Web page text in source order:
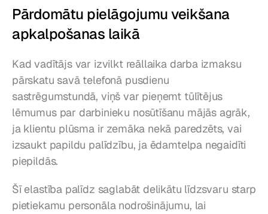
Pārdomātu pielāgojumu veikšana
apkalpošanas laikā
Kad vadītājs var izvilkt reāllaika darba izmaksu
pārskatu savā telefonā pusdienu
sastrēgumstundā, viņš var pieņemt tūlītējus
lēmumus par darbinieku nosūtīšanu mājās agrāk,
ja klientu plūsma ir zemāka nekā paredzēts, vai
izsaukt papildu palīdzību, ja ēdamtelpa negaidīti
piepildās.
Šī elastība palīdz saglabāt delikātu līdzsvaru starp
pietiekamu personāla nodrošinājumu, lai